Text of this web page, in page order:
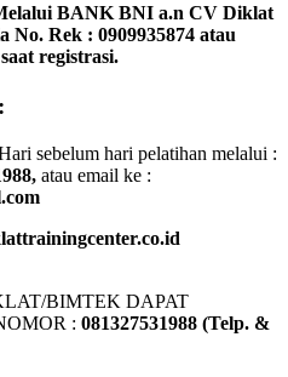
BANK BNI a.n CV Diklat
No. Rek : 0909935874 atau
registrasi.
sebelum hari pelatihan melalui :
atau email ke :
BIMTEK DAPAT
: 081327531988 (Telp. &